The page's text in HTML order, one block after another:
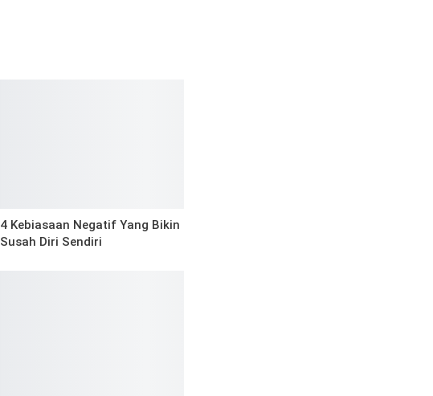
4 Kebiasaan Negatif Yang Bikin
Susah Diri Sendiri